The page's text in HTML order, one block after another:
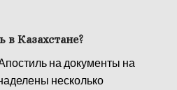
в Казахстане?
на документы на
несколько